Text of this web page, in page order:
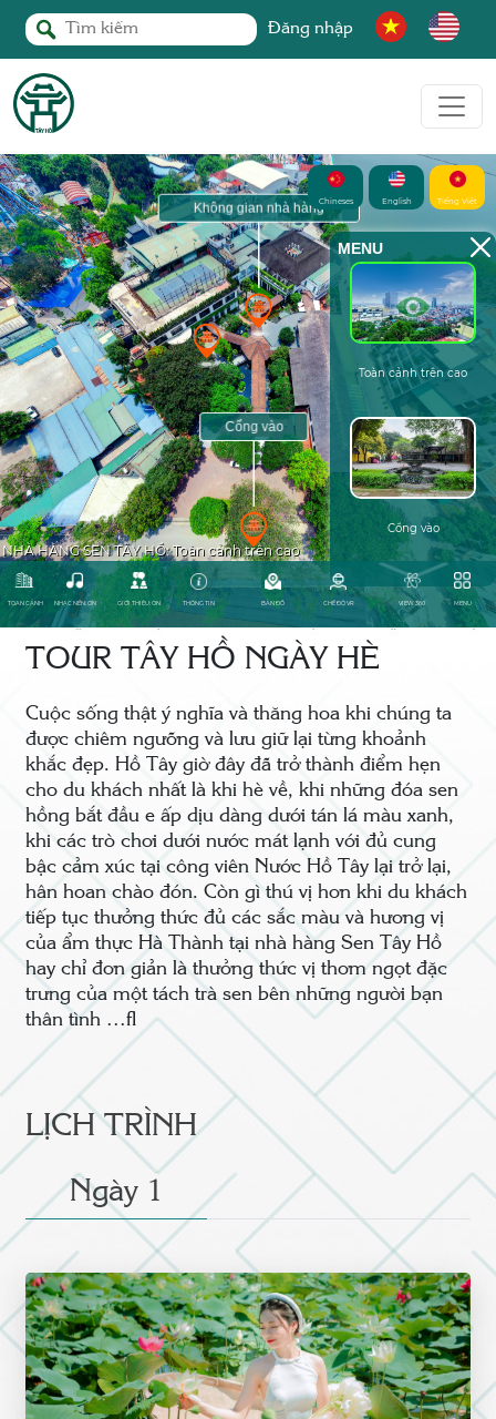
Đăng nhập
TOUR TÂY HỒ NGÀY HÈ
Cuộc sống thật ý nghĩa và thăng hoa khi chúng ta
được chiêm ngưỡng và lưu giữ lại từng khoảnh
khắc đẹp. Hồ Tây giờ đây đã trở thành điểm hẹn
cho du khách nhất là khi hè về, khi những đóa sen
hồng bắt đầu e ấp dịu dàng dưới tán lá màu xanh,
khi các trò chơi dưới nước mát lạnh với đủ cung
bậc cảm xúc tại công viên Nước Hồ Tây lại trở lại,
hân hoan chào đón. Còn gì thú vị hơn khi du khách
tiếp tục thưởng thức đủ các sắc màu và hương vị
của ẩm thực Hà Thành tại nhà hàng Sen Tây Hồ
hay chỉ đơn giản là thưởng thức vị thơm ngọt đặc
trưng của một tách trà sen bên những người bạn
thân tình …
LỊCH TRÌNH
Ngày 1